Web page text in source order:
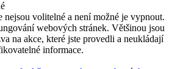
nejsou volitelné a není možné je vypnout.
webových stránek. Většinou jsou
na akce, které jste provedli a neukládají
informace.